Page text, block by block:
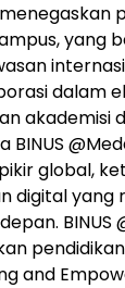
yang
dalam
akademisi
BINUS
global,
digital
BINUS
and